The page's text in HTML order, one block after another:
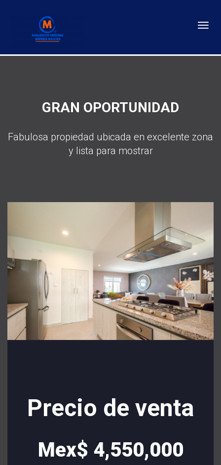
GRAN OPORTUNIDAD
Fabulosa propiedad ubicada en excelente zona
y lista para mostrar
Precio de venta
Mex$ 4,550,000